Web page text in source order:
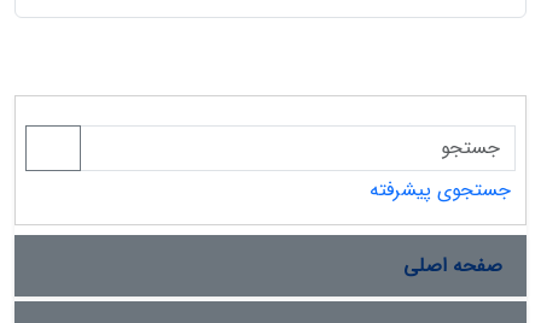
جستجوی پیشرفته
صفحه اصلی